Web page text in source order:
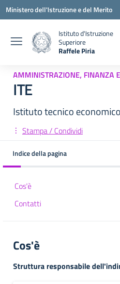
Vai ai contenuti
Vai al menu di navigazione
Vai al footer
Ministero dell'Istruzione e del Merito
Istituto d'Istruzione
Superiore
Raffele Piria
AMMINISTRAZIONE, FINANZA
ITE
Istituto tecnico economico
Stampa / Condividi
Indice della pagina
Cos'è
Contatti
Cos'è
Struttura responsabile